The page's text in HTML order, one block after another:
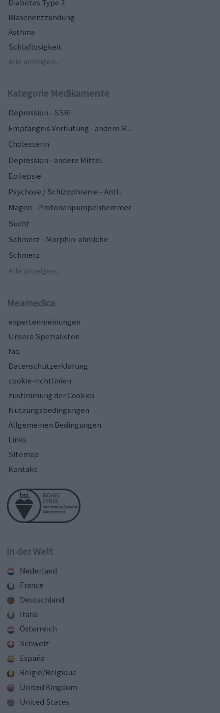
Diabetes Type 2
Blasenentzündung
Asthma
Schlaflosigkeit
Alle anzeigen...
Kategorie Medikamente
Depression - SSRI
Empfängnis Verhütung - andere M...
Cholesterin
Depression - andere Mittel
Epilepsie
Psychose / Schizophrenie - Anti...
Magen - Protonenpumpenhemmer
Sucht
Schmerz - Morphin-ähnliche
Schmerz
Alle anzeigen...
Meamedica
expertenmeinungen
Unsere Spezialisten
faq
Datenschutzerklärung
cookie-richtlinien
zustimmung der Cookies
Nutzungsbedingungen
Allgemeinen Bedingungen
Links
Sitemap
Kontakt
in der Welt
Nederland
France
Deutschland
Italia
Österreich
Schweiz
España
België/Belgique
United Kingdom
United States